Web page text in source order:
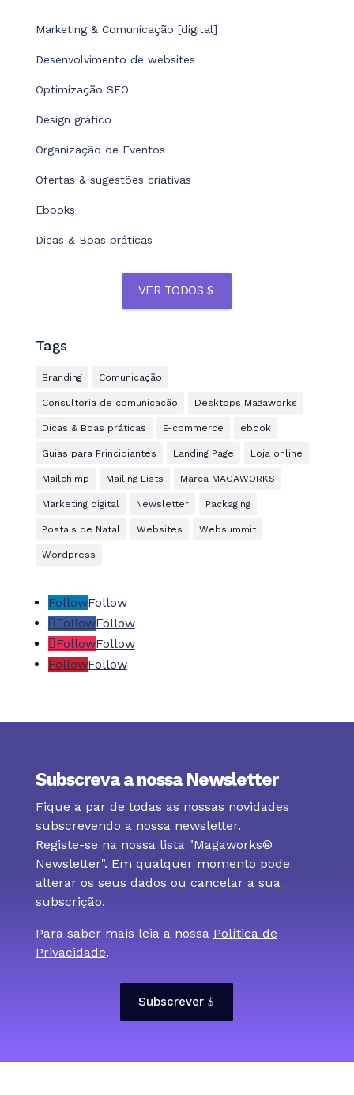
Marketing & Comunicação [digital]
Desenvolvimento de websites
Optimização SEO
Design gráfico
Organização de Eventos
Ofertas & sugestões criativas
Ebooks
Dicas & Boas práticas
VER TODOS
Tags
Branding Comunicação
Consultoria de comunicação Desktops Magaworks
Dicas & Boas práticas E-commerce ebook
Guias para Principiantes Landing Page Loja online
Mailchimp Mailing Lists Marca MAGAWORKS
Marketing digital Newsletter Packaging
Postais de Natal Websites Websummit
Wordpress
FollowFollow
FollowFollow
FollowFollow
FollowFollow
Subscreva a nossa Newsletter
Fique a par de todas as nossas novidades
subscrevendo a nossa newsletter.
Registe-se na nossa lista "Magaworks®
Newsletter". Em qualquer momento pode
alterar os seus dados ou cancelar a sua
subscrição.
Para saber mais leia a nossa Política de
Privacidade.
Subscrever